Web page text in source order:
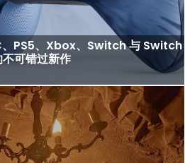
PS5、Xbox、Switch 与 Switch
可错过新作